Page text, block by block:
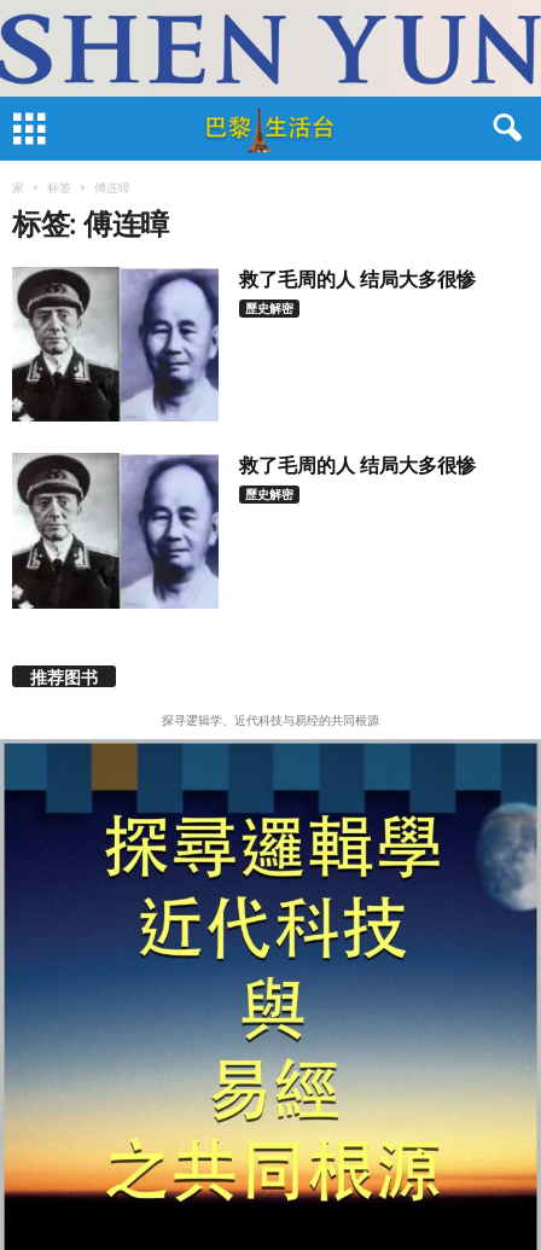
家 标签 傅连暲
标签: 傅连暲
救了毛周的人 结局大多很惨
歷史解密
救了毛周的人 结局大多很惨
歷史解密
推荐图书
探寻逻辑学、近代科技与易经的共同根源